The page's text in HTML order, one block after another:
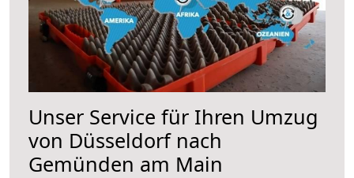
Unser Service für Ihren Umzug
von Düsseldorf nach
Gemünden am Main